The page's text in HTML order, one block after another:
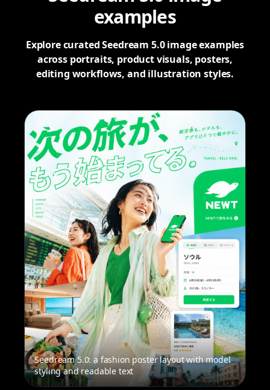
examples
Explore curated Seedream 5.0 image examples
across portraits, product visuals, posters,
editing workflows, and illustration styles.
Seedream 5.0: a fashion poster layout with model
styling and readable text